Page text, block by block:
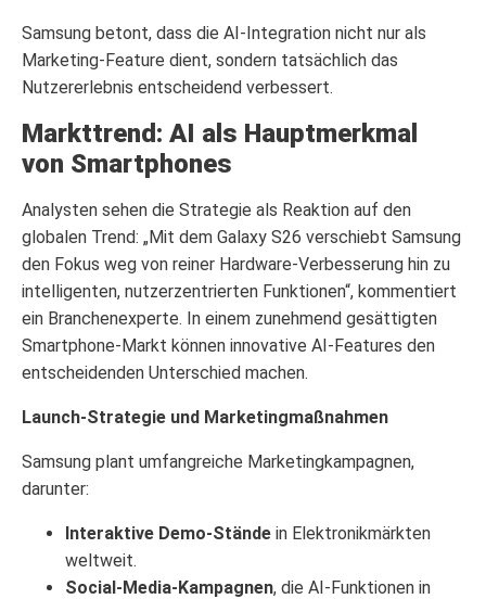
Samsung betont, dass die AI-Integration nicht nur als
Marketing-Feature dient, sondern tatsächlich das
Nutzererlebnis entscheidend verbessert.
Markttrend: AI als Hauptmerkmal
von Smartphones
Analysten sehen die Strategie als Reaktion auf den
globalen Trend: „Mit dem Galaxy S26 verschiebt Samsung
den Fokus weg von reiner Hardware-Verbesserung hin zu
intelligenten, nutzerzentrierten Funktionen“, kommentiert
ein Branchenexperte. In einem zunehmend gesättigten
Smartphone-Markt können innovative AI-Features den
entscheidenden Unterschied machen.
Launch-Strategie und Marketingmaßnahmen
Samsung plant umfangreiche Marketingkampagnen,
darunter:
Interaktive Demo-Stände in Elektronikmärkten
weltweit.
Social-Media-Kampagnen, die AI-Funktionen in